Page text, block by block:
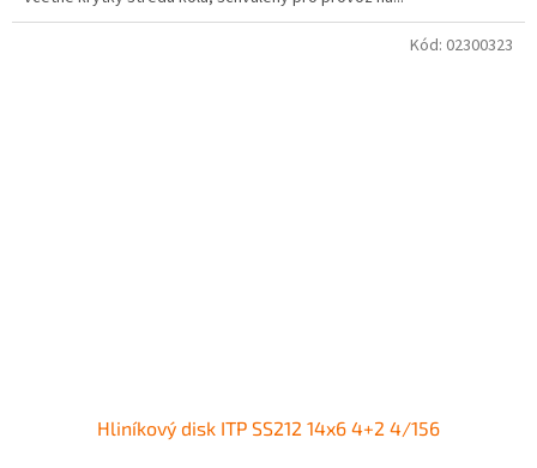
Hliníkový disk ITP SS212 14x6 4+2 4/156
Kód: 02300323